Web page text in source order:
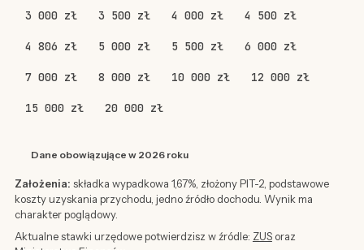
3 000 zł 3 500 zł 4 000 zł 4 500 zł
4 806 zł 5 000 zł 5 500 zł 6 000 zł
7 000 zł 8 000 zł 10 000 zł 12 000 zł
15 000 zł 20 000 zł
Dane obowiązujące w 2026 roku
Założenia: składka wypadkowa 1,67%, złożony PIT-2, podstawowe
koszty uzyskania przychodu, jedno źródło dochodu. Wynik ma
charakter poglądowy.
Aktualne stawki urzędowe potwierdzisz w źródle: ZUSoraz